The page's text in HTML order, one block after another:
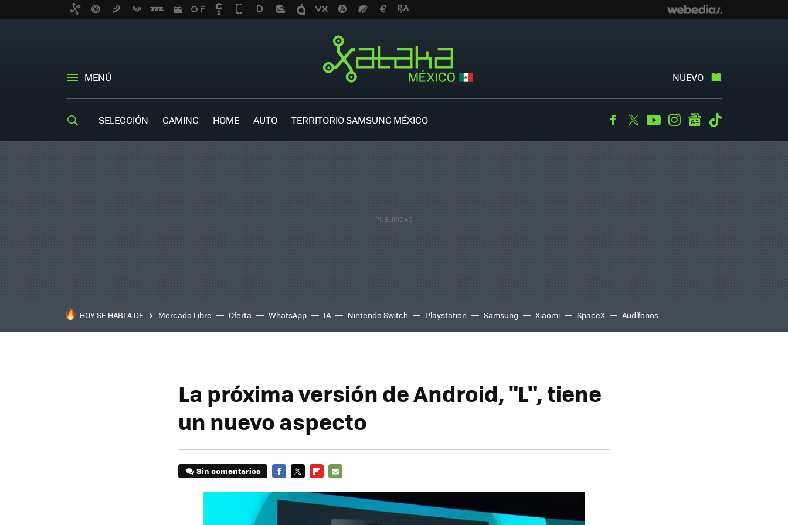
MENÚ NUEVO
SELECCIÓN GAMING HOME AUTO TERRITORIO SAMSUNG MÉXICO Facebook
TwitterYoutubeInstagramgooglenews
HOY SE HABLA DE Mercado Libre Oferta WhatsApp IA Nintendo Switch Playstation Samsung Xiaomi SpaceX Audífonos
La próxima versión de Android, "L", tiene
un nuevo aspecto
Sin comentarios
MAIL